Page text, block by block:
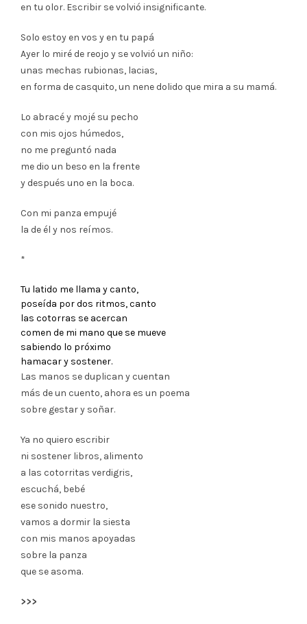
en tu olor. Escribir se volvió insignificante.
Solo estoy en vos y en tu papá
Ayer lo miré de reojo y se volvió un niño:
unas mechas rubionas, lacias,
en forma de casquito, un nene dolido que mira a su mamá.
Lo abracé y mojé su pecho
con mis ojos húmedos,
no me preguntó nada
me dio un beso en la frente
y después uno en la boca.
Con mi panza empujé
la de él y nos reímos.
*
Tu latido me llama y canto,
poseída por dos ritmos, canto
las cotorras se acercan
comen de mi mano que se mueve
sabiendo lo próximo
hamacar y sostener.
Las manos se duplican y cuentan
más de un cuento, ahora es un poema
sobre gestar y soñar.
Ya no quiero escribir
ni sostener libros, alimento
a las cotorritas verdigris,
escuchá, bebé
ese sonido nuestro,
vamos a dormir la siesta
con mis manos apoyadas
sobre la panza
que se asoma.
>>>